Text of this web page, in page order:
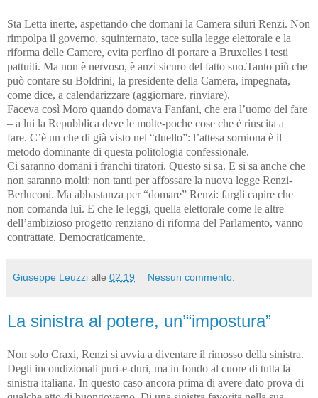
Sta Letta inerte, aspettando che domani la Camera siluri Renzi. Non
rimpolpa il governo, squinternato, tace sulla legge elettorale e la
riforma delle Camere, evita perfino di portare a Bruxelles i testi
pattuiti. Ma non è nervoso, è anzi sicuro del fatto suo.Tanto più che
può contare su Boldrini, la presidente della Camera, impegnata,
come dice, a calendarizzare (aggiornare, rinviare).
Faceva così Moro quando domava Fanfani, che era l’uomo del fare
– a lui la Repubblica deve le molte-poche cose che è riuscita a
fare. C’è un che di già visto nel “duello”: l’attesa sorniona è il
metodo dominante di questa politologia confessionale.
Ci saranno domani i franchi tiratori. Questo si sa. E si sa anche che
non saranno molti: non tanti per affossare la nuova legge Renzi-
Berluconi. Ma abbastanza per “domare” Renzi: fargli capire che
non comanda lui. E che le leggi, quella elettorale come le altre
dell’ambizioso progetto renziano di riforma del Parlamento, vanno
contrattate. Democraticamente.
Giuseppe Leuzzi alle 02:19 Nessun commento:
La sinistra al potere, un’“impostura”
Non solo Craxi, Renzi si avvia a diventare il rimosso della sinistra.
Degli incondizionali puri-e-duri, ma in fondo al cuore di tutta la
sinistra italiana. In questo caso ancora prima di avere dato prova di